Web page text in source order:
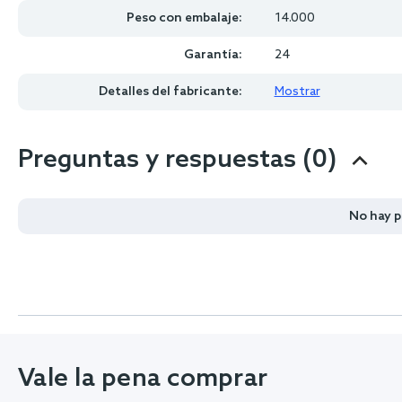
Peso con embalaje: 14.000
Garantía: 24
Detalles del fabricante: Mostrar
Preguntas y respuestas (0)
No hay
Vale la pena comprar